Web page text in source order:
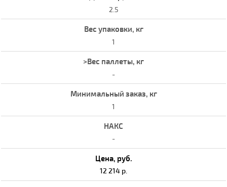
2.5
1
-
1
-
12 214 р.